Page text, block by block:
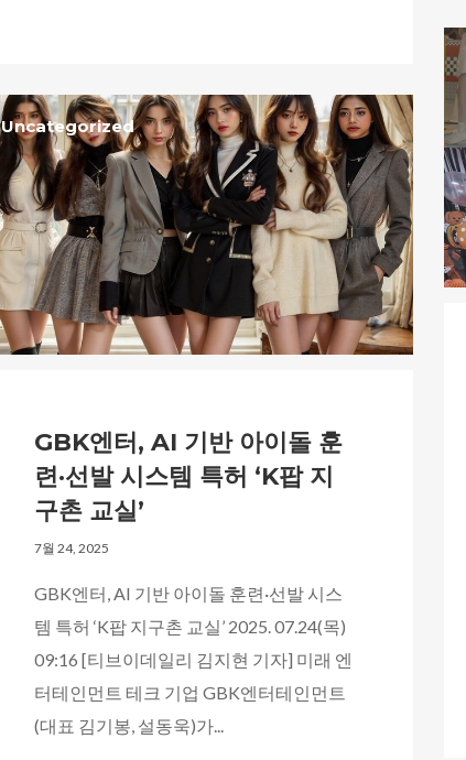
Uncategorized
GBK엔터, AI 기반 아이돌 훈
련·선발 시스템 특허 ‘K팝 지
구촌 교실’
7월 24, 2025
GBK엔터, AI 기반 아이돌 훈련·선발 시스
템 특허 ‘K팝 지구촌 교실’ 2025. 07.24(목)
09:16 [티브이데일리 김지현 기자] 미래 엔
터테인먼트 테크 기업 GBK엔터테인먼트
(대표 김기봉, 설동욱)가...